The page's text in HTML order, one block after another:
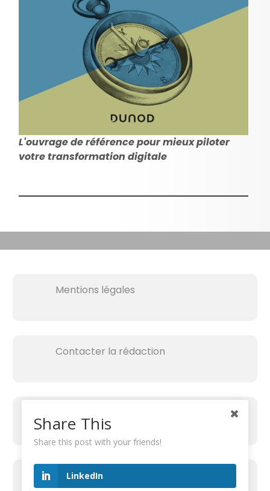
L'ouvrage de référence pour mieux piloter
votre transformation digitale
Mentions légales
Contacter la rédaction
RECHERCHER SUR LE SITE
Share This
Share this post with your friends!
LinkedIn